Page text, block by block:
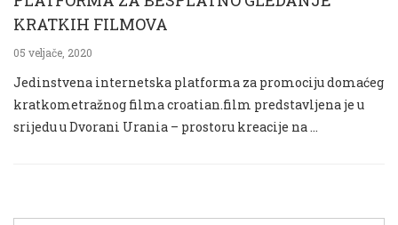
KRATKIH FILMOVA
05 veljače, 2020
Jedinstvena internetska platforma za promociju domaćeg
kratkometražnog filma croatian.film predstavljena je u
srijedu u Dvorani Urania – prostoru kreacije na …